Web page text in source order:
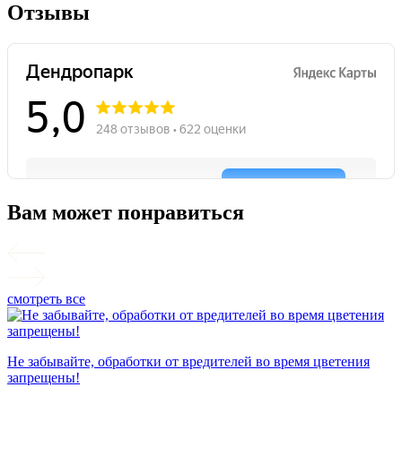
Отзывы
Вам может понравиться
смотреть все
Не забывайте, обработки от вредителей во время цветения
запрещены!